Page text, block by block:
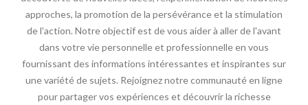
approches, la promotion de la persévérance et la stimulation
de l'action. Notre objectif est de vous aider à aller de l'avant
dans votre vie personnelle et professionnelle en vous
fournissant des informations intéressantes et inspirantes sur
une variété de sujets. Rejoignez notre communauté en ligne
pour partager vos expériences et découvrir la richesse